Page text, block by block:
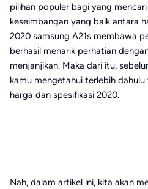
pilihan populer bagi yang
keseimbangan yang baik antara
2020 samsung A21s membawa
berhasil menarik perhatian
menjanjikan. Maka dari itu,
kamu mengetahui terlebih
harga dan spesifikasi 2020.
Nah, dalam artikel ini, kita akan